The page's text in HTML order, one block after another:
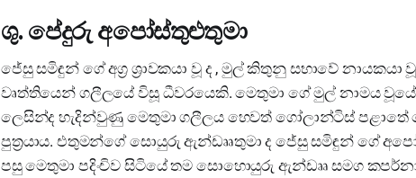
ශු. පේදුරු අපෝස්තුළුතුමා
ජේසු සමිඳුන් ගේ අග්‍ර ශ්‍රාවකයා වූ ද , මුල් කිතුනු සභාවේ නායකයා
වෘත්තියෙන් ගලීලයේ විසූ ධීවරයෙකි. මෙතුමා ගේ මුල් නාමය
ලෙසින්ද හැදින්වුණු මෙතුමා ගලීලය හෙවත් ගෝලාන්ටිස් පළාතේ
පුත්‍රයාය. එතුමන්ගේ සොයුරු ඇන්ඩෲතුමා ද ජේසු සමිඳුන් ගේ
පසු මෙතුමා පදිංචිව සිටියේ තම සොහොයුරු ඇන්ඩෲ සමග